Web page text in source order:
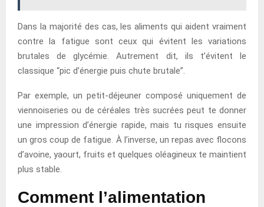
Dans la majorité des cas, les aliments qui aident vraiment
contre la fatigue sont ceux qui évitent les variations
brutales de glycémie. Autrement dit, ils t’évitent le
classique “pic d’énergie puis chute brutale”.
Par exemple, un petit-déjeuner composé uniquement de
viennoiseries ou de céréales très sucrées peut te donner
une impression d’énergie rapide, mais tu risques ensuite
un gros coup de fatigue. À l’inverse, un repas avec flocons
d’avoine, yaourt, fruits et quelques oléagineux te maintient
plus stable.
Comment l’alimentation